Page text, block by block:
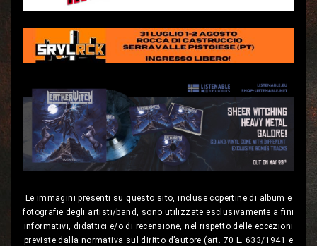
Le immagini presenti su questo sito, incluse copertine di album e
fotografie degli artisti/band, sono utilizzate esclusivamente a fini
informativi, didattici e/o di recensione, nel rispetto delle eccezioni
previste dalla normativa sul diritto d’autore (art. 70 L. 633/1941 e